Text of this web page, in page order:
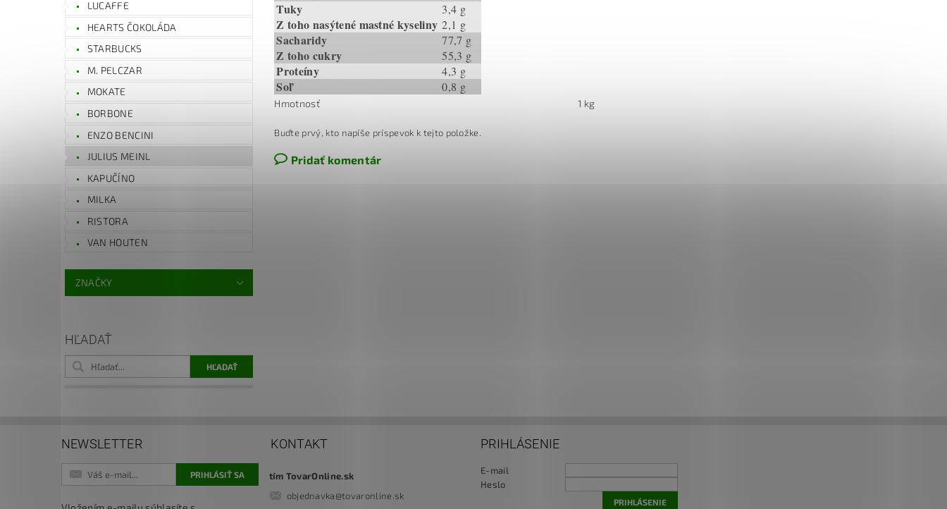
LUCAFFE
HEARTS ČOKOLÁDA
STARBUCKS
M. PELCZAR
MOKATE
BORBONE
ENZO BENCINI
JULIUS MEINL
KAPUČÍNO
MILKA
RISTORA
VAN HOUTEN
ZNAČKY
HĽADAŤ
Tuky 3,4 g
Z toho nasýtené mastné kyseliny 2,1 g
Sacharidy 77,7 g
Z toho cukry 55,3 g
Proteíny 4,3 g
Soľ 0,8 g
Hmotnosť 1 kg
Buďte prvý, kto napíše príspevok k tejto položke.
Pridať komentár
NEWSLETTER KONTAKT
tím TovarOnline.sk
objednavka@tovaronline.sk
PRIHLÁSENIE
E-mail
Heslo